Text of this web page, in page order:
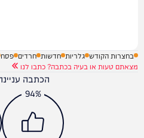
בחצרות הקודש גלריות חדשות חרדים פסח
מצאתם טעות או בעיה בכתבה? כתבו לנו
הכתבה
94%